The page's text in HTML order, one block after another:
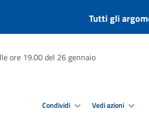
Tutti gli
ore 19.00 del 26 gennaio
Condividi Vedi azioni